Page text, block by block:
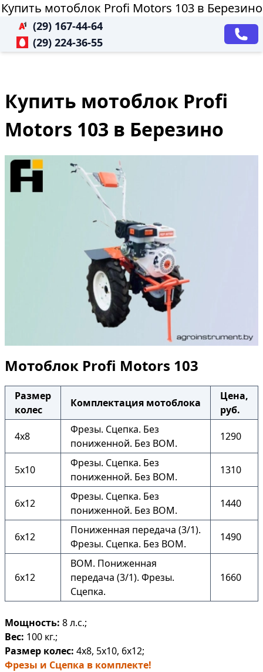
Купить мотоблок Profi Motors 103 в Березино
(29) 167-44-64
(29) 224-36-55
Купить мотоблок Profi
Motors 103 в Березино
Мотоблок Profi Motors 103
Размер
колес
Комплектация мотоблока
Цена,
руб.
4х8
Фрезы. Сцепка. Без
пониженной. Без ВОМ.
1290
5х10
Фрезы. Сцепка. Без
пониженной. Без ВОМ.
1310
6х12
Фрезы. Сцепка. Без
пониженной. Без ВОМ.
1440
6х12
Пониженная передача (3/1).
Фрезы. Сцепка. Без ВОМ.
1490
6х12
ВОМ. Пониженная
передача (3/1). Фрезы.
Сцепка.
1660
Мощность: 8 л.с.;
Вес: 100 кг.;
Размер колес: 4х8, 5х10, 6х12;
Фрезы и Сцепка в комплекте!